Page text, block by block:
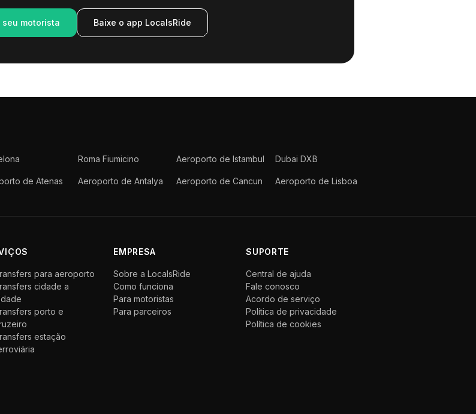
seu motorista Baixe o app LocalsRide
Roma Fiumicino Aeroporto de Istambul Dubai DXB
de Atenas Aeroporto de Antalya Aeroporto de Cancun Aeroporto de Lisboa
para aeroporto
cidade a
porto e
estação
EMPRESA
Sobre a LocalsRide
Como funciona
Para motoristas
Para parceiros
SUPORTE
Central de ajuda
Fale conosco
Acordo de serviço
Política de privacidade
Política de cookies